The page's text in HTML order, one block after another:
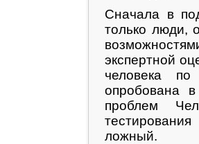
Сначала в
только люди,
экспертной
человека
опробована
проблем
ложный.